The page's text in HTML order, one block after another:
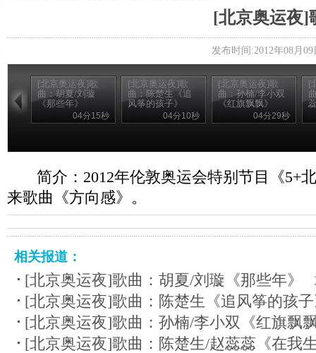
[北京奥运夜]
发布时间:2012年08月
[北京奥运夜]歌
曲：胡夏/刘璇
《那些年》
04分15秒
[北京奥运夜]歌
曲：陈楚生《追
风筝的孩子》
04分10秒
[北京奥运夜]歌
曲：孙楠/李小双
《红旗飘飘》
04分29秒
[
简介：2012年伦敦奥运会特别节目《5+
来歌曲《方向感》。
相关报道：
[北京奥运夜]歌曲：胡夏/刘璇《那些年》
[北京奥运夜]歌曲：陈楚生《追风筝的孩
[北京奥运夜]歌曲：孙楠/李小双《红旗飘
[北京奥运夜]歌曲：陈楚生/赵蕊蕊《在我